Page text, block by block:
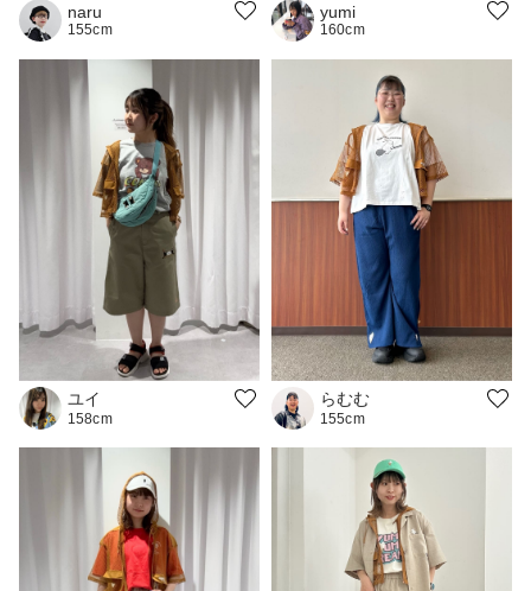
naru
155cm
yumi
160cm
ユイ
158cm
らむむ
155cm